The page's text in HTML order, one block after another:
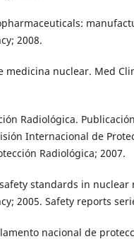
2008.
medicina nuclear. Med
Radiológica. Publicación
Internacional de
Radiológica; 2007.
standards in nuclear
2005. Safety reports
nacional de